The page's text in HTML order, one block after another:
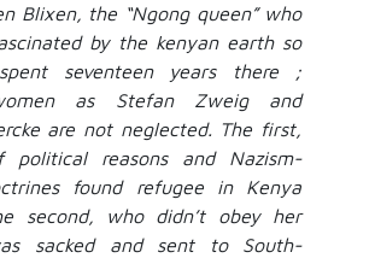
Blixen, the “Ngong queen” who
by the kenyan earth so
seventeen years there ;
as Stefan Zweig and
are not neglected. The first,
political reasons and Nazism-
found refugee in Kenya
second, who didn’t obey her
sacked and sent to South-